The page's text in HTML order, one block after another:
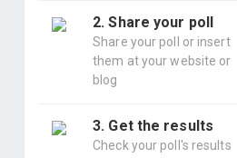
2. Share your poll
Share your poll or insert
them at your website or
blog
3. Get the results
Check your poll's results